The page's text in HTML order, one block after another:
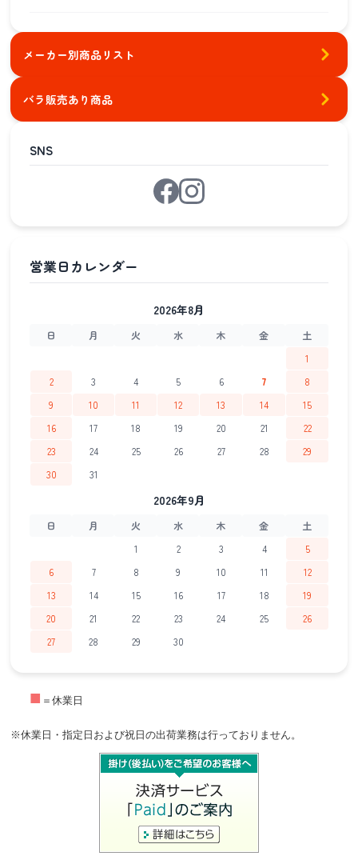
メーカー別商品リスト
バラ販売あり商品
SNS
2026年8月
日 月 火 水 木 金
土
1
2
3 4 5 6 7
8
9
10 11 12 13 14
15
16
17 18 19 20 21
22
23
24 25 26 27 28
29
30
31
2026年9月
日 月 火 水 木 金
土
1
2 3 4
5
6
7 8 9 10 11
12
13
14 15 16 17 18
19
20
21 22 23 24 25
26
27
28 29 30
■ ＝休業日
※休業日・指定日および祝日の出荷業務は行っておりません。